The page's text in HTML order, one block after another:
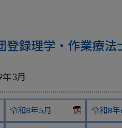
登録理学・作業療法
3月
令和8年5月 令和8年